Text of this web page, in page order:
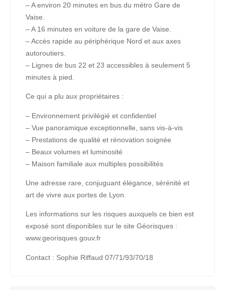
– A environ 20 minutes en bus du métro Gare de
Vaise.
– A 16 minutes en voiture de la gare de Vaise.
– Accès rapide au périphérique Nord et aux axes
autoroutiers.
– Lignes de bus 22 et 23 accessibles à seulement 5
minutes à pied.
Ce qui a plu aux propriétaires :
– Environnement privilégié et confidentiel
– Vue panoramique exceptionnelle, sans vis-à-vis
– Prestations de qualité et rénovation soignée
– Beaux volumes et luminosité
– Maison familiale aux multiples possibilités
Une adresse rare, conjuguant élégance, sérénité et
art de vivre aux portes de Lyon.
Les informations sur les risques auxquels ce bien est
exposé sont disponibles sur le site Géorisques :
www.georisques.gouv.fr
Contact : Sophie Riffaud 07/71/93/70/18